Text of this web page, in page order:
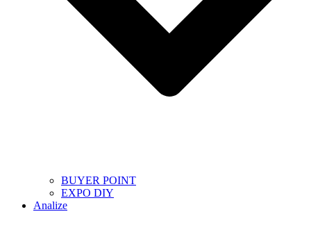
BUYER POINT
EXPO DIY
Analize